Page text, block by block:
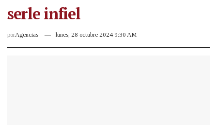
serle infiel
porAgencias lunes, 28 octubre 2024 9:30 AM